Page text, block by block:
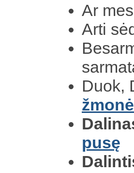
Ar
Arti
Duok,
pusę